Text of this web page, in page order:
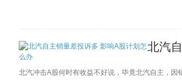
北汽
北汽冲击A股何时有收益不好说，毕竟北汽自主，因